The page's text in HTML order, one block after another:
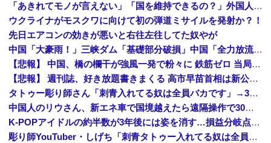
「あきれてモノが言えない」「国を維持できるの？」外国人の永住許可要件の厳格化で在日中国人の本音は？
ウクライナがモスクワに向けて初の弾道ミサイルを発射か？！
先日エアコンの効きが悪いと右往左往してた奴やが
中国「大豪雨！」三峡ダム「基礎部分破損」中国「全力放流！」台風13号「中国上陸予測」台風15号「中国接近（画像」中国「台風同時上陸！（穀物生産が壊滅危機」→
【悲報】 中国、橋の欄干が強風一発で粉々に 鉄筋ゼロ 当局「接着剤でくっつけただけ」「正常で、品質問題はない」
【悲報】 週刊誌、好き放題書きまくる 高市早苗首相は新公用車の贅を尽くした後部座席でたばこを吸うのが至福の時間「どんどん延びる乗車時間」
タトゥー彫り師さん「刺青入れてる奴は全員バカです」→30万再生ｗｗｗｗｗｗ
中国人のリウさん、新エネ車で国境越えたら遠隔操作で30時間ロックされる！
K-POPアイドルの約半数が3年後には姿を消す…損益分岐点突破は4％未満
彫り師YouTuber・しげち「刺青タトゥー入れてる奴は全員バカです」「すごい民度低い」「5000円好きなんすよ、バカって」